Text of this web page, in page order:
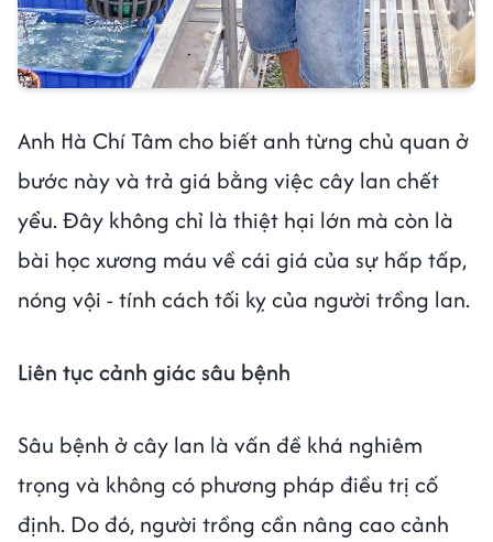
Anh Hà Chí Tâm cho biết anh từng chủ quan ở
bước này và trả giá bằng việc cây lan chết
yểu. Đây không chỉ là thiệt hại lớn mà còn là
bài học xương máu về cái giá của sự hấp tấp,
nóng vội - tính cách tối kỵ của người trồng lan.
Liên tục cảnh giác sâu bệnh
Sâu bệnh ở cây lan là vấn đề khá nghiêm
trọng và không có phương pháp điều trị cố
định. Do đó, người trồng cần nâng cao cảnh